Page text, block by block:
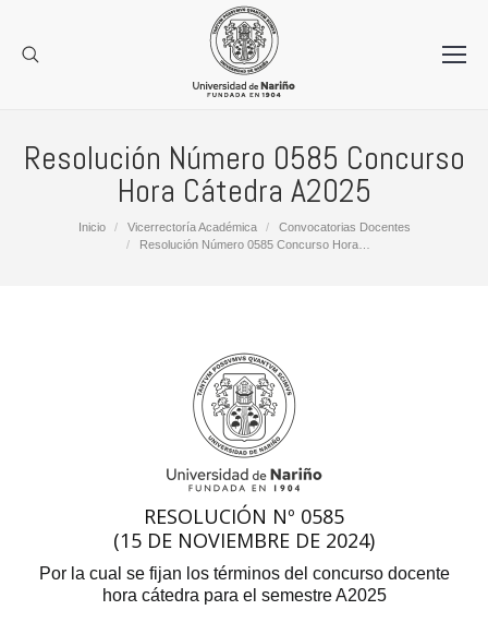
Resolución Número 0585 Concurso
Hora Cátedra A2025
Estás aquí:
Inicio Vicerrectoría Académica
Convocatorias Docentes
Resolución Número 0585 Concurso Hora…
RESOLUCIÓN Nº 0585
(15 DE NOVIEMBRE DE 2024)
Por la cual se fijan los términos del concurso docente
hora cátedra para el semestre A2025